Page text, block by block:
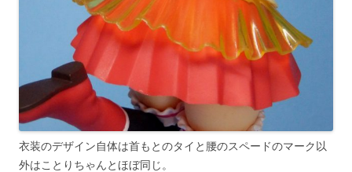
衣装のデザイン自体は首もとのタイと腰のスペードのマーク以
外はことりちゃんとほぼ同じ。